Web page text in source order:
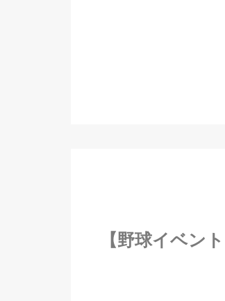
【野球イベン